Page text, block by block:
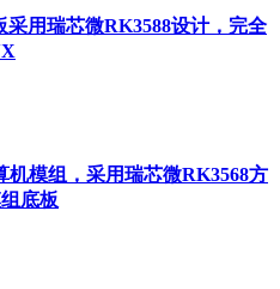
用瑞芯微RK3588设计，完全
机模组，采用瑞芯微RK3568方
底板